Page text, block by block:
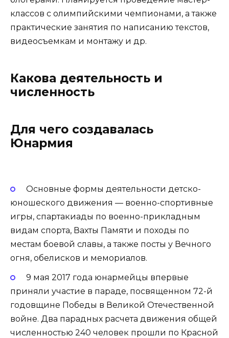
классов с олимпийскими чемпионами, а также
практические занятия по написанию текстов,
видеосъемкам и монтажу и др.
Какова деятельность и
численность
Для чего создавалась
Юнармия
Основные формы деятельности детско-
юношеского движения — военно-спортивные
игры, спартакиады по военно-прикладным
видам спорта, Вахты Памяти и походы по
местам боевой славы, а также посты у Вечного
огня, обелисков и мемориалов.
9 мая 2017 года юнармейцы впервые
приняли участие в параде, посвященном 72-й
годовщине Победы в Великой Отечественной
войне. Два парадных расчета движения общей
численностью 240 человек прошли по Красной